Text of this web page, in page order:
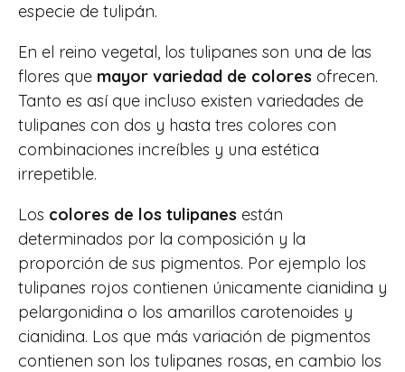
especie de tulipán.
En el reino vegetal, los tulipanes son una de las
flores que mayor variedad de colores ofrecen.
Tanto es así que incluso existen variedades de
tulipanes con dos y hasta tres colores con
combinaciones increíbles y una estética
irrepetible.
Los colores de los tulipanes están
determinados por la composición y la
proporción de sus pigmentos. Por ejemplo los
tulipanes rojos contienen únicamente cianidina y
pelargonidina o los amarillos carotenoides y
cianidina. Los que más variación de pigmentos
contienen son los tulipanes rosas, en cambio los